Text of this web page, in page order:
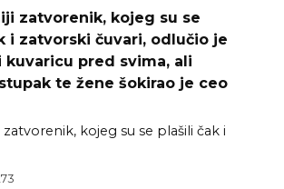
zatvorenik, kojeg su se
i zatvorski čuvari, odlučio je
kuvaricu pred svima, ali
te žene šokirao je ceo
zatvorenik, kojeg su se plašili čak i